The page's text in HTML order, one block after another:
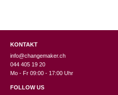
KONTAKT
info@changemaker.ch
044 405 19 20
Mo - Fr 09:00 - 17:00 Uhr
FOLLOW US